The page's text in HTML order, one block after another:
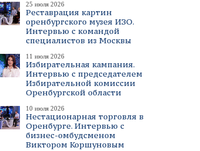
25 июля 2026
Реставрация картин
оренбургского музея ИЗО.
Интервью с командой
специалистов из Москвы
11 июля 2026
Избирательная кампания.
Интервью с председателем
Избирательной комиссии
Оренбургской области
10 июля 2026
Нестационарная торговля в
Оренбурге. Интервью с
бизнес-омбудсменом
Виктором Коршуновым